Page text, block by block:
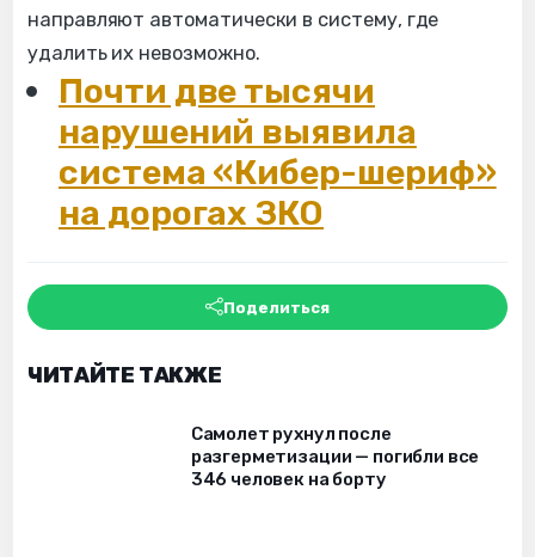
направляют автоматически в систему, где
удалить их невозможно.
Почти две тысячи
нарушений выявила
система «Кибер-шериф»
на дорогах ЗКО
Поделиться
ЧИТАЙТЕ ТАКЖЕ
Самолет рухнул после
разгерметизации — погибли все
346 человек на борту